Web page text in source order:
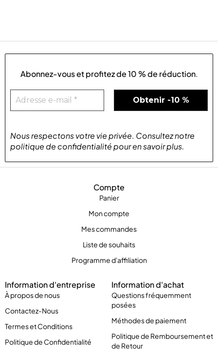
Compte
Panier
Mon compte
Mes commandes
Liste de souhaits
Programme d'affiliation
Information d'entreprise
À propos de nous
Contactez-Nous
Termes et Conditions
Politique de Confidentialité
Information d'achat
Questions fréquemment
posées
Méthodes de paiement
Politique de Remboursement et
de Retour
Abonnez-vous et profitez de10 % de réduction.
Nous respectons votre vie privée. Consultez notre
politique de confidentialitépouren savoir plus.